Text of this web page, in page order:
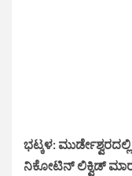
ಭಟ್ಕಳ:
ನಿಕೋಟಿನ್ ಲಿಕ್ವಿಡ್